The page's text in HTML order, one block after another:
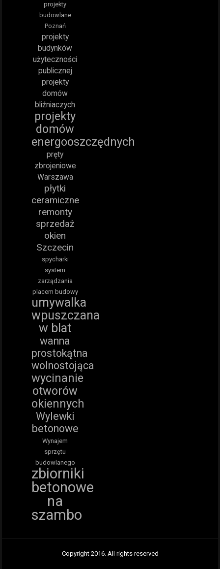
projekty
budowlane
Poznań
projekty
budynków
użyteczności
publicznej
projekty
domów
bliźniaczych
projekty
domów
energooszczędnych
pręty
zbrojeniowe
Warszawa
płytki
ceramiczne
remonty
sprzedaż
okien
Szczecin
spycharki
system
zarządzania
placem budowy
umywalka
wpuszczana
w blat
wanna
prostokątna
wolnostojąca
wycinanie
otworów
okiennych
Wylewki
betonowe
Wynajem
sprzętu
budowlanego
zbiorniki
betonowe
na
szambo
Copyright 2016. All rights reserved